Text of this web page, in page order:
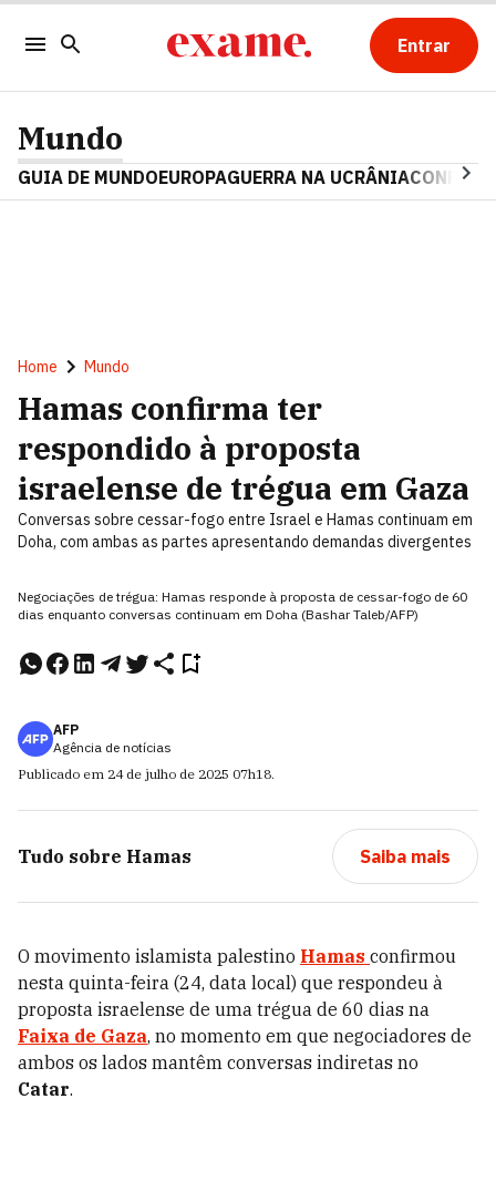
Entrar
Mundo
GUIA DE MUNDOEUROPAGUERRA NA UCRÂNIA
Home Mundo
Hamas confirma ter
respondido à proposta
israelense de trégua em Gaza
Conversas sobre cessar-fogo entre Israel e Hamas continuam em
Doha, com ambas as partes apresentando demandas divergentes
Negociações de trégua: Hamas responde à proposta de cessar-fogo de 60
dias enquanto conversas continuam em Doha (Bashar Taleb/AFP)
AFP
Agência de notícias
Publicado em 24 de julho de 2025 07h18.
Tudo sobre Hamas Saiba mais
O movimento islamista palestino Hamas confirmou
nesta quinta-feira (24, data local) que respondeu à
proposta israelense de uma trégua de 60 dias na
Faixa de Gaza, no momento em que negociadores de
ambos os lados mantêm conversas indiretas no
Catar.